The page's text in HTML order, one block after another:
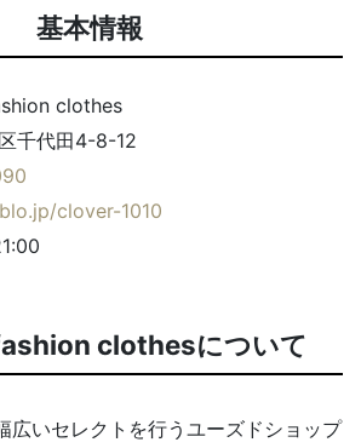
基本情報
clothes
千代田4-8-12
clover-1010
clothesについて
広いセレクトを行うユーズドショップ